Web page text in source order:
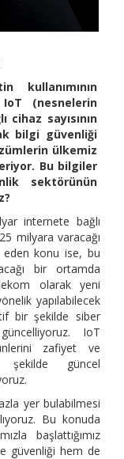
kullanımının
(nesnelerin
sayısının
bilgi güvenliği
ülkemiz
Bu bilgiler
sektörünün
internete bağlı
milyara varacağı
konu ise, bu
bir ortamda
olarak yeni
yapılabilecek
bir şekilde siber
IoT
zafiyet ve
şekilde güncel
yer bulabilmesi
Bu konuda
başlattığımız
güvenliği hem de